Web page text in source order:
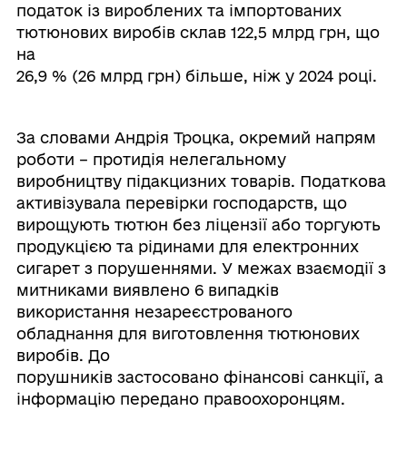
податок із вироблених та імпортованих
тютюнових виробів склав 122,5 млрд грн, що
на
26,9 % (26 млрд грн) більше, ніж у 2024 році.
За словами Андрія Троцка, окремий напрям
роботи – протидія нелегальному
виробництву підакцизних товарів. Податкова
активізувала перевірки господарств, що
вирощують тютюн без ліцензії або торгують
продукцією та рідинами для електронних
сигарет з порушеннями. У межах взаємодії з
митниками виявлено 6 випадків
використання незареєстрованого
обладнання для виготовлення тютюнових
виробів. До
порушників застосовано фінансові санкції, а
інформацію передано правоохоронцям.